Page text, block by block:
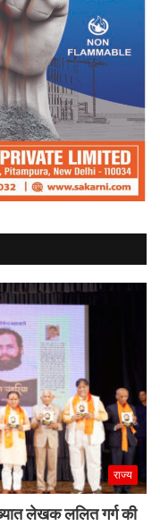
राज्य
लेखक ललित गर्ग की